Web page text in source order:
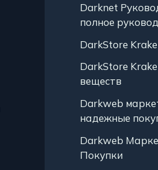
Darknet
полное
DarkStore
DarkStore
веществ
Darkweb
надежные
Darkweb
Покупки